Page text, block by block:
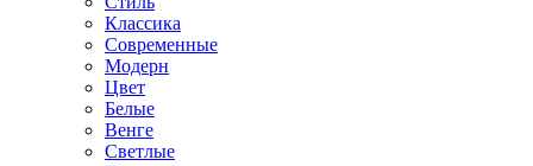
Классика
Современные
Модерн
Цвет
Белые
Венге
Светлые